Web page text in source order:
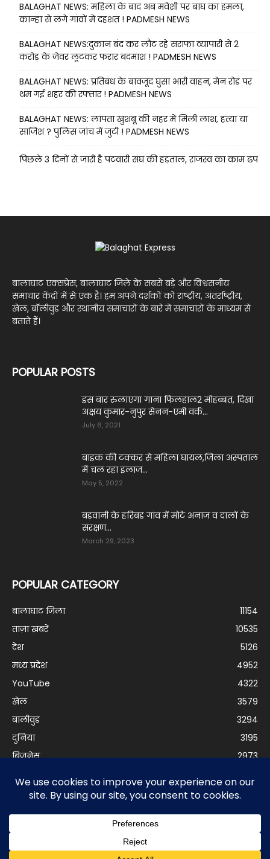
BALAGHAT NEWS: महिला के बाद अब मवेशी पर बाघ का हमला,
कान्हा से लगे गांवों में दहशत ! PADMESH NEWS
BALAGHAT NEWS:दुकान बंद कर लौट रहे सराफा व्यापारी से 2
करोड़ के जेवर लूटकर फरार बदमाश ! PADMESH NEWS
BALAGHAT NEWS: प्रतिबंध के बावजूद घुसा भारी वाहन, मेन रोड पर
थम गई शहर की रफ्तार ! PADMESH NEWS
BALAGHAT NEWS: लापता खुशबू की नहर में मिली लाश, हत्या या
साजिश ? पुलिस जांच में जुटी ! PADMESH NEWS
पिछले 3 दिनों से जारी है पटवारी संघ की हड़ताल, राजस्व का काम ढप
बालाघाट एक्सप्रेस, बालाघाट जिले के सबसे बड़े और विश्वसनीय
समाचार केंद्रों में से एक है। हम अपने दर्शकों को राष्ट्रीय, अंतर्राष्ट्रीय,
खेल, बॉलीवुड और स्थानीय समाचारों के बारे में समाचारों के माध्यम से
बताते हैं।
POPULAR POSTS
इस बार रुलाएगा गाना फिलहाल2 मोहब्बत, दिखा
अक्षय कुमार-नुपुर सेनन-एमी वर्क...
July 6, 2021
बाइक की टक्कर से महिला घायल,जिला अस्पताल
में चल रहा इलाज...
May 5, 2022
बड़वानी के हरिबड़ गांव में मोटे अनाज व दालों के
संरक्षण...
March 29, 2023
POPULAR CATEGORY
बालाघाट जिला
11154
ताज़ा ख़बरें
10535
देश
5126
मध्य प्रदेश
4952
YouTube
4322
खेल
3579
बालीवुड
3294
दुनिया
3195
बिजनेस
2973